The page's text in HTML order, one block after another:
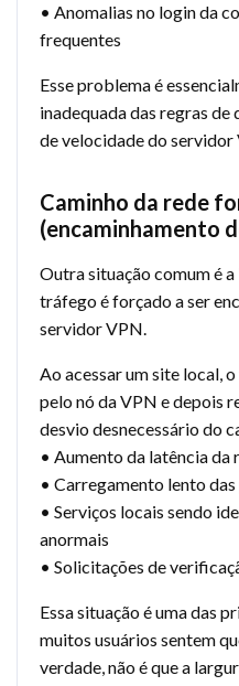
• Anomalias no login da
frequentes
Esse problema é
inadequada das regras
de velocidade do servidor
Caminho da rede
(encaminhamento
Outra situação comum é
tráfego é forçado a ser
servidor VPN.
Ao acessar um site local,
pelo nó da VPN e depois
desvio desnecessário do
• Aumento da latência da
• Carregamento lento das
• Serviços locais sendo
anormais
• Solicitações de
Essa situação é uma das
muitos usuários sentem
verdade, não é que a